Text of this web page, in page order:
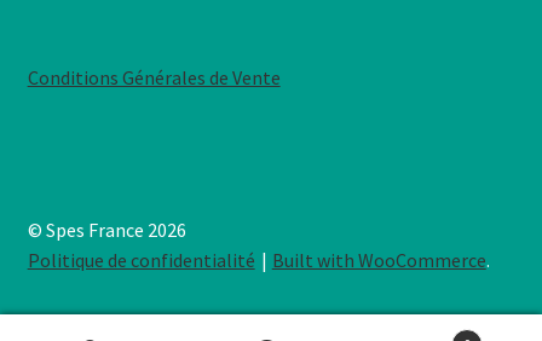
Conditions Générales de Vente
© Spes France 2026
Politique de confidentialité
Built with WooCommerce.